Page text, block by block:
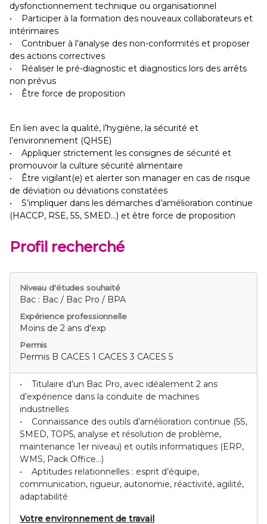
dysfonctionnement technique ou organisationnel
• Participer à la formation des nouveaux collaborateurs et
intérimaires
• Contribuer à l’analyse des non-conformités et proposer
des actions correctives
• Réaliser le pré-diagnostic et diagnostics lors des arrêts
non prévus
• Être force de proposition
En lien avec la qualité, l’hygiène, la sécurité et
l’environnement (QHSE)
• Appliquer strictement les consignes de sécurité et
promouvoir la culture sécurité alimentaire
• Être vigilant(e) et alerter son manager en cas de risque
de déviation ou déviations constatées
• S’impliquer dans les démarches d’amélioration continue
(HACCP, RSE, 5S, SMED…) et être force de proposition
Profil recherché
Niveau d'études souhaité
Bac : Bac / Bac Pro / BPA
Expérience professionnelle
Moins de 2 ans d'exp
Permis
Permis B CACES 1 CACES 3 CACES 5
• Titulaire d’un Bac Pro, avec idéalement 2 ans
d’expérience dans la conduite de machines
industrielles
• Connaissance des outils d’amélioration continue (5S,
SMED, TOP5, analyse et résolution de problème,
maintenance 1er niveau) et outils informatiques (ERP,
WMS, Pack Office…)
• Aptitudes relationnelles : esprit d’équipe,
communication, rigueur, autonomie, réactivité, agilité,
adaptabilité
Votre environnement de travail